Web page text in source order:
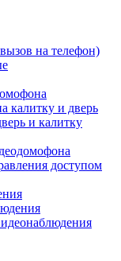
на телефон)
калитку и дверь
и калитку
доступом